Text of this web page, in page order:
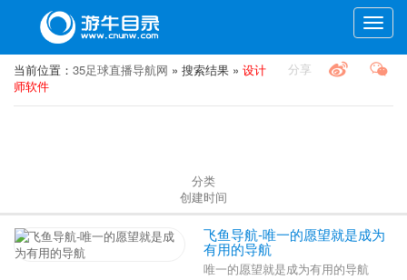
Toggle
分享
当前位置： 35足球直播导航网 » 搜索结果 » 设计
师软件
分类
创建时间
飞鱼导航-唯一的愿望就是成为
有用的导航
唯一的愿望就是成为有用的导航